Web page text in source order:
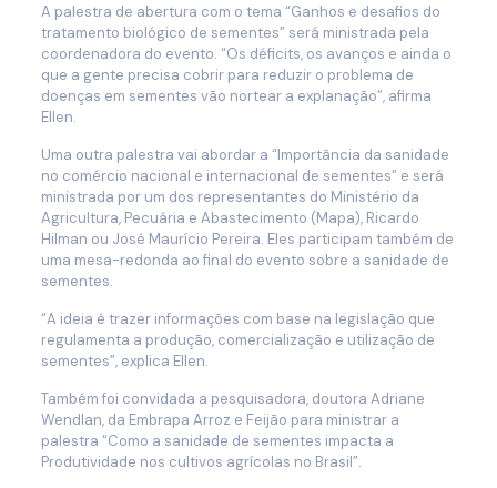
A palestra de abertura com o tema “Ganhos e desafios do
tratamento biológico de sementes” será ministrada pela
coordenadora do evento. “Os déficits, os avanços e ainda o
que a gente precisa cobrir para reduzir o problema de
doenças em sementes vão nortear a explanação”, afirma
Ellen.
Uma outra palestra vai abordar a “Importância da sanidade
no comércio nacional e internacional de sementes” e será
ministrada por um dos representantes do Ministério da
Agricultura, Pecuária e Abastecimento (Mapa), Ricardo
Hilman ou José Maurício Pereira. Eles participam também de
uma mesa-redonda ao final do evento sobre a sanidade de
sementes.
“A ideia é trazer informações com base na legislação que
regulamenta a produção, comercialização e utilização de
sementes”, explica Ellen.
Também foi convidada a pesquisadora, doutora Adriane
Wendlan, da Embrapa Arroz e Feijão para ministrar a
palestra “Como a sanidade de sementes impacta a
Produtividade nos cultivos agrícolas no Brasil”.